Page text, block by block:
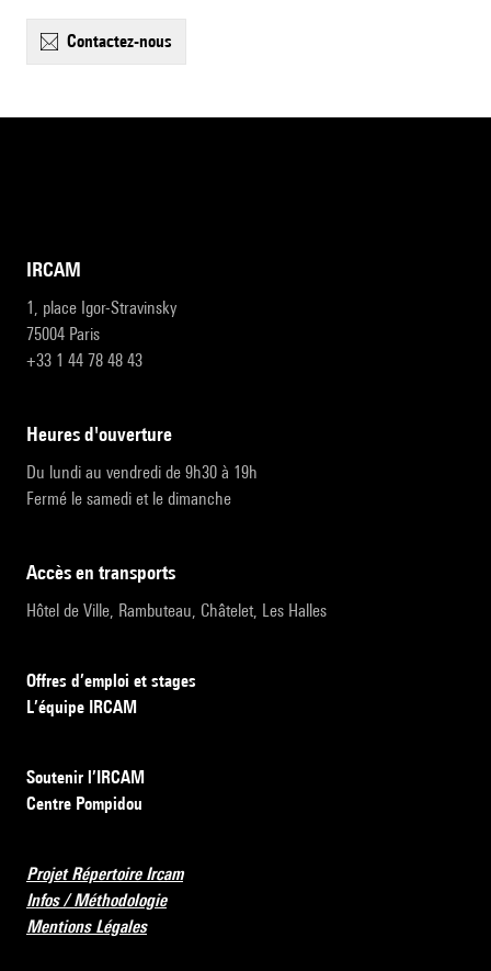
contactez-nous
IRCAM
1, place Igor-Stravinsky
75004 Paris
+33 1 44 78 48 43
heures d'ouverture
Du lundi au vendredi de 9h30 à 19h
Fermé le samedi et le dimanche
accès en transports
Hôtel de Ville, Rambuteau, Châtelet, Les Halles
Offres d’emploi et stages
L’équipe IRCAM
Soutenir l’IRCAM
Centre Pompidou
Projet Répertoire Ircam
Infos / Méthodologie
Mentions Légales